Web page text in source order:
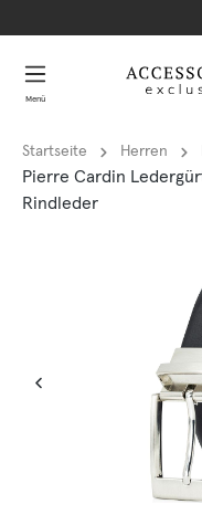
Menü
Startseite Herren
Pierre Cardin
Rindleder